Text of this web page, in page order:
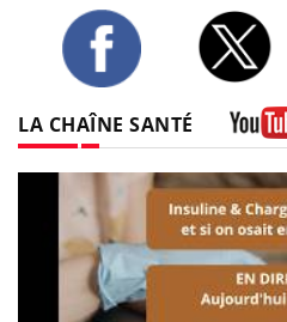
LA CHAÎNE SANTÉ